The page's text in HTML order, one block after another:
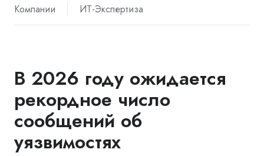
Компании
ИТ-Экспертиза
В 2026 году ожидается
рекордное число
сообщений об
уязвимостях